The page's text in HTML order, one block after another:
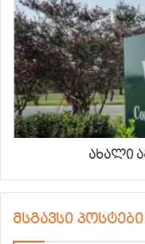
ახალი
მსგავსი პოსტები